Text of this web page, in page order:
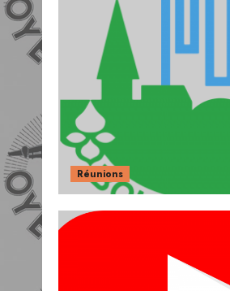
Réunions